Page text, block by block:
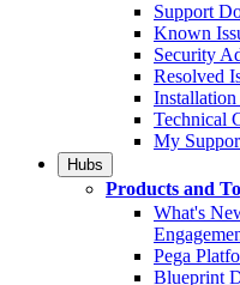
Support
Known
Security
Resolved
Installation
Technical
My
Hubs
Products and
What's
Pega
Blueprint